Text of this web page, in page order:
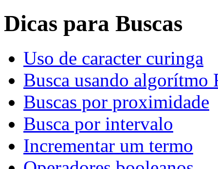
Dicas para Buscas
Uso de caracter curinga
Busca usando algorítmo
Buscas por proximidade
Busca por intervalo
Incrementar um termo